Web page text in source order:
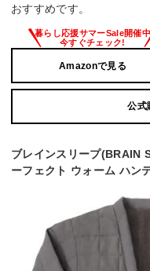
おすすめです。
Amazonで見る
公式
ブレインスリープ(BRAIN
ーフェクト ウォーム ハン